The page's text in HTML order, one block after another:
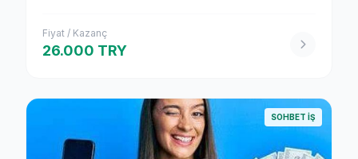
Fiyat / Kazanç
26.000 TRY
SOHBET İŞ